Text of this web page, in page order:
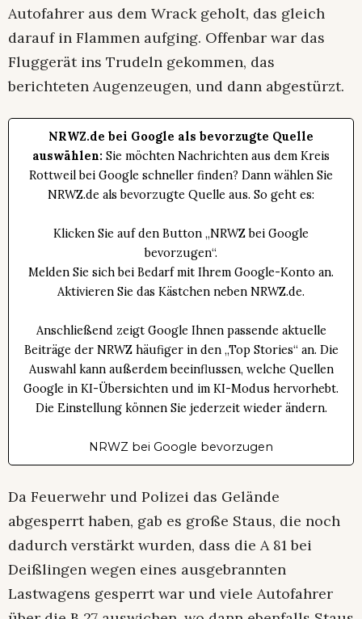
Autofahrer aus dem Wrack geholt, das gleich
darauf in Flammen aufging. Offenbar war das
Fluggerät ins Trudeln gekommen, das
berichteten Augenzeugen, und dann abgestürzt.
NRWZ.de bei Google als bevorzugte Quelle
auswählen: Sie möchten Nachrichten aus dem Kreis
Rottweil bei Google schneller finden? Dann wählen Sie
NRWZ.de als bevorzugte Quelle aus. So geht es:
Klicken Sie auf den Button „NRWZ bei Google
bevorzugen“.
Melden Sie sich bei Bedarf mit Ihrem Google-Konto an.
Aktivieren Sie das Kästchen neben NRWZ.de.
Anschließend zeigt Google Ihnen passende aktuelle
Beiträge der NRWZ häufiger in den „Top Stories“ an. Die
Auswahl kann außerdem beeinflussen, welche Quellen
Google in KI-Übersichten und im KI-Modus hervorhebt.
Die Einstellung können Sie jederzeit wieder ändern.
NRWZ bei Google bevorzugen
Da Feuerwehr und Polizei das Gelände
abgesperrt haben, gab es große Staus, die noch
dadurch verstärkt wurden, dass die A 81 bei
Deißlingen wegen eines ausgebrannten
Lastwagens gesperrt war und viele Autofahrer